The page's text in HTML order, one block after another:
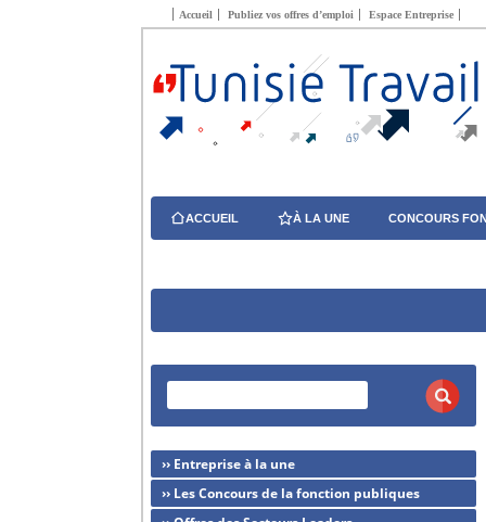
Accueil Publiez vos offres d’emploi Espace Entreprise
ACCUEIL À LA UNE CONCOURS
›› Entreprise à la une
›› Les Concours de la fonction publiques